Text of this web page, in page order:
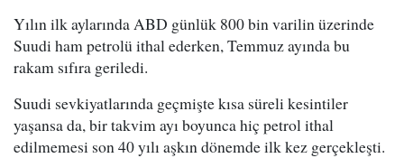
Yılın ilk aylarında ABD günlük 800 bin varilin üzerinde
Suudi ham petrolü ithal ederken, Temmuz ayında bu
rakam sıfıra geriledi.
Suudi sevkiyatlarında geçmişte kısa süreli kesintiler
yaşansa da, bir takvim ayı boyunca hiç petrol ithal
edilmemesi son 40 yılı aşkın dönemde ilk kez gerçekleşti.